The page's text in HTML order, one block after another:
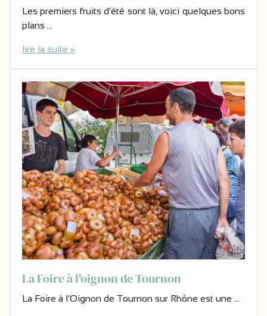
Les premiers fruits d’été sont là, voici quelques bons
plans …
lire la suite »
La Foire à l'oignon de Tournon
La Foire à l’Oignon de Tournon sur Rhône est une …